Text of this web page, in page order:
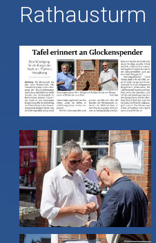
Rathausturm